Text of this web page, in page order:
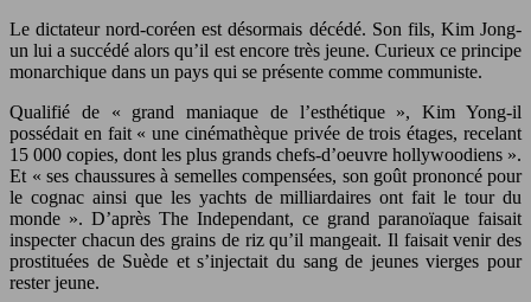
Le dictateur nord-coréen est désormais décédé. Son fils, Kim Jong-
un lui a succédé alors qu’il est encore très jeune. Curieux ce principe
monarchique dans un pays qui se présente comme communiste.
Qualifié de « grand maniaque de l’esthétique », Kim Yong-il
possédait en fait « une cinémathèque privée de trois étages, recelant
15 000 copies, dont les plus grands chefs-d’oeuvre hollywoodiens ».
Et « ses chaussures à semelles compensées, son goût prononcé pour
le cognac ainsi que les yachts de milliardaires ont fait le tour du
monde ». D’après The Independant, ce grand paranoïaque faisait
inspecter chacun des grains de riz qu’il mangeait. Il faisait venir des
prostituées de Suède et s’injectait du sang de jeunes vierges pour
rester jeune.